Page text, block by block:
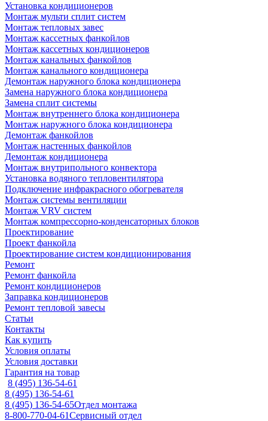
Установка кондиционеров
Монтаж мульти сплит систем
Монтаж тепловых завес
Монтаж кассетных фанкойлов
Монтаж кассетных кондиционеров
Монтаж канальных фанкойлов
Монтаж канального кондиционера
Демонтаж наружного блока кондиционера
Замена наружного блока кондиционера
Замена сплит системы
Монтаж внутреннего блока кондиционера
Монтаж наружного блока кондиционера
Демонтаж фанкойлов
Монтаж настенных фанкойлов
Демонтаж кондиционера
Монтаж внутрипольного конвектора
Установка водяного тепловентилятора
Подключение инфракрасного обогревателя
Монтаж системы вентиляции
Монтаж VRV систем
Монтаж компрессорно-конденсаторных блоков
Проектирование
Проект фанкойла
Проектирование систем кондиционирования
Ремонт
Ремонт фанкойла
Ремонт кондиционеров
Заправка кондиционеров
Ремонт тепловой завесы
Статьи
Контакты
Как купить
Условия оплаты
Условия доставки
Гарантия на товар
8 (495) 136-54-61
8 (495) 136-54-61
8 (495) 136-54-65Отдел монтажа
8-800-770-04-61Сервисный отдел